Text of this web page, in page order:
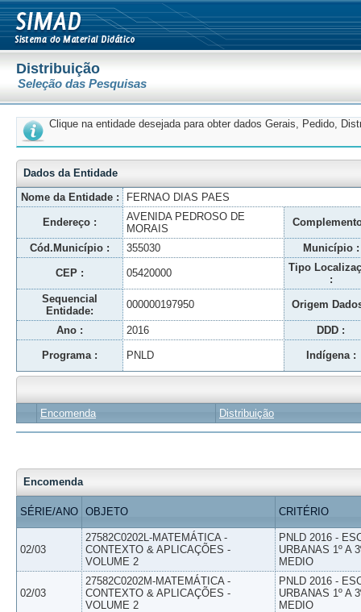
Distribuição
Seleção das Pesquisas
Clique na entidade desejada para obter dados Gerais, Pedido,
Dados da Entidade
Nome da Entidade :
FERNAO DIAS PAES
Endereço :
AVENIDA PEDROSO DE
MORAIS
Cód.Município : 355030 Município :
CEP : 05420000
Tipo
:
Sequencial
Entidade:
000000197950 Origem
Ano : 2016 DDD :
Programa : PNLD Indígena :
Encomenda Distribuição
Encomenda
SÉRIE/ANO OBJETO CRITÉRIO
02/03
27582C0202L-MATEMÁTICA -
CONTEXTO & APLICAÇÕES -
VOLUME 2
PNLD 2016 -
URBANAS 1º A
MEDIO
02/03
27582C0202M-MATEMÁTICA -
CONTEXTO & APLICAÇÕES -
VOLUME 2
PNLD 2016 -
URBANAS 1º A
MEDIO